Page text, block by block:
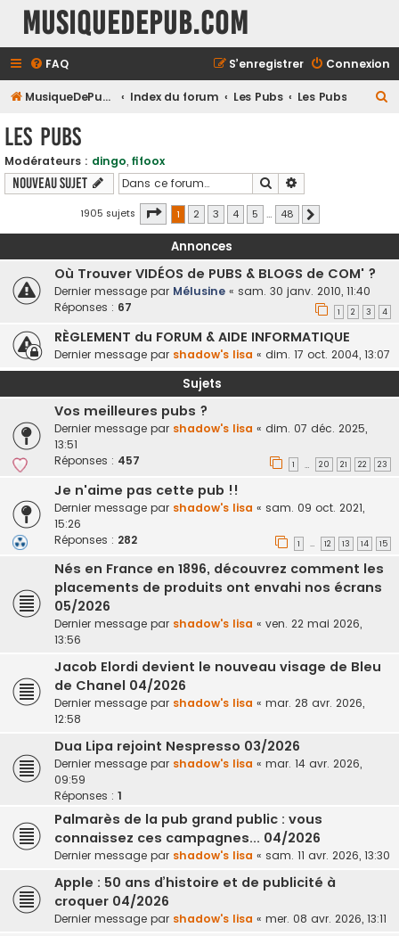
MusiqueDePub.com
FAQ Connexion
S’enregistrer
MusiqueDePub.com Index du forum Les Pubs Les Pubs
c
h
r
Les Pubs
Modérateurs : dingo, fifoox
Nouveau sujet Rechercher
1905 sujets Page 1sur48
1 2 3 4 5 … 48
Annonces
Où Trouver VIDÉOS de PUBS & BLOGS de COM' ?
Dernier message par Mélusine « sam. 30 janv. 2010, 11:40
Réponses : 67 1 2 3 4
RÈGLEMENT du FORUM & AIDE INFORMATIQUE
Dernier message par shadow's lisa « dim. 17 oct. 2004, 13:07
Sujets
Vos meilleures pubs ?
Dernier message par shadow's lisa « dim. 07 déc. 2025,
13:51
Réponses : 457 1 … 20 21 22 23
Je n'aime pas cette pub !!
Dernier message par shadow's lisa « sam. 09 oct. 2021,
15:26
Réponses : 282 1 … 12 13 14 15
Nés en France en 1896, découvrez comment les
placements de produits ont envahi nos écrans
05/2026
Dernier message par shadow's lisa « ven. 22 mai 2026,
13:56
Jacob Elordi devient le nouveau visage de Bleu
de Chanel 04/2026
Dernier message par shadow's lisa « mar. 28 avr. 2026,
12:58
Dua Lipa rejoint Nespresso 03/2026
Dernier message par shadow's lisa « mar. 14 avr. 2026,
09:59
Réponses : 1
Palmarès de la pub grand public : vous
connaissez ces campagnes... 04/2026
Dernier message par shadow's lisa « sam. 11 avr. 2026, 13:30
Apple : 50 ans d’histoire et de publicité à
croquer 04/2026
Dernier message par shadow's lisa « mer. 08 avr. 2026, 13:11